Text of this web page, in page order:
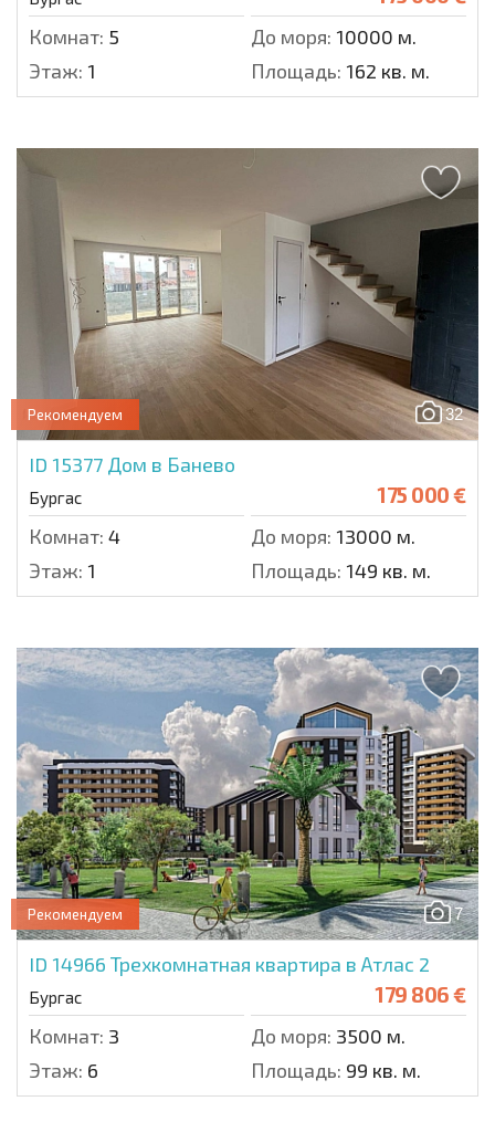
Комнат: 5 До моря: 10000 м.
Этаж: 1 Площадь: 162 кв. м.
32
Рекомендуем
ID 15377 Дом в Банево
Бургас 175 000 €
Комнат: 4 До моря: 13000 м.
Этаж: 1 Площадь: 149 кв. м.
7
Рекомендуем
ID 14966 Трехкомнатная квартира в Атлас 2
Бургас 179 806 €
Комнат: 3 До моря: 3500 м.
Этаж: 6 Площадь: 99 кв. м.